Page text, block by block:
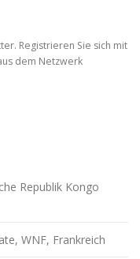
Registrieren Sie sich mit
dem Netzwerk
Republik Kongo
WNF, Frankreich